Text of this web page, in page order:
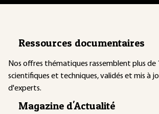
Ressources documentaires
Nos offres thématiques rassemblent plus de
scientifiques et techniques, validés et mis à
d'experts.
Magazine d'Actualité